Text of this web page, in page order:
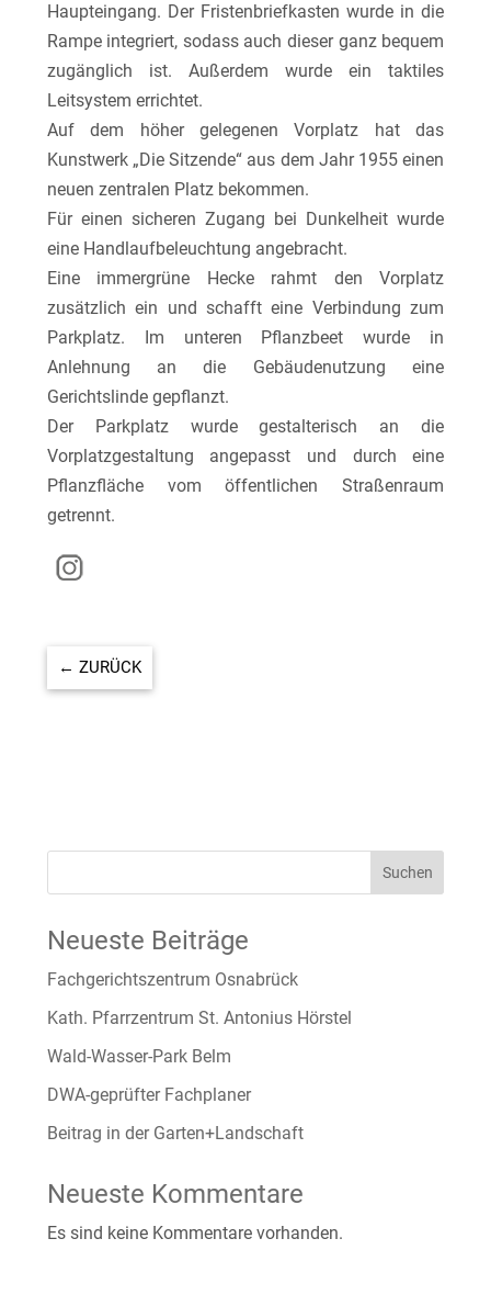
Haupteingang. Der Fristenbriefkasten wurde in die
Rampe integriert, sodass auch dieser ganz bequem
zugänglich ist. Außerdem wurde ein taktiles
Leitsystem errichtet.
Auf dem höher gelegenen Vorplatz hat das
Kunstwerk „Die Sitzende“ aus dem Jahr 1955 einen
neuen zentralen Platz bekommen.
Für einen sicheren Zugang bei Dunkelheit wurde
eine Handlaufbeleuchtung angebracht.
Eine immergrüne Hecke rahmt den Vorplatz
zusätzlich ein und schafft eine Verbindung zum
Parkplatz. Im unteren Pflanzbeet wurde in
Anlehnung an die Gebäudenutzung eine
Gerichtslinde gepflanzt.
Der Parkplatz wurde gestalterisch an die
Vorplatzgestaltung angepasst und durch eine
Pflanzfläche vom öffentlichen Straßenraum
getrennt.
← ZURÜCK
Suchen
Neueste Beiträge
Fachgerichtszentrum Osnabrück
Kath. Pfarrzentrum St. Antonius Hörstel
Wald-Wasser-Park Belm
DWA-geprüfter Fachplaner
Beitrag in der Garten+Landschaft
Neueste Kommentare
Es sind keine Kommentare vorhanden.